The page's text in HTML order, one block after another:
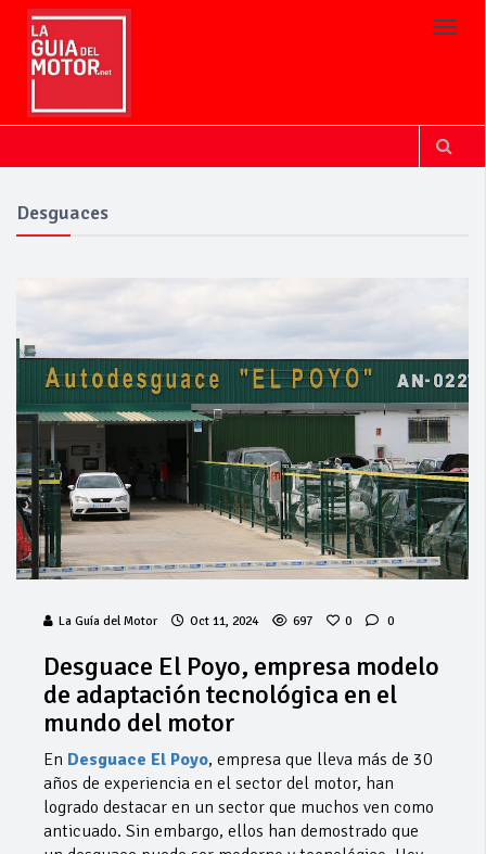
Desguaces
La Guía del Motor Oct 11, 2024 697 0 0
Desguace El Poyo, empresa modelo
de adaptación tecnológica en el
mundo del motor
En Desguace El Poyo, empresa que lleva más de 30
años de experiencia en el sector del motor, han
logrado destacar en un sector que muchos ven como
anticuado. Sin embargo, ellos han demostrado que